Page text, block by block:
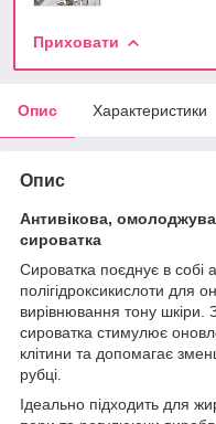
Приховати
Опис Характеристики
Опис
Антивікова,
сироватка
Сироватка поєднує в собі
полігідроксикислоти для
вирівнювання тону шкіри.
сироватка стимулює
клітини та допомагає
рубці.
Ідеально підходить для